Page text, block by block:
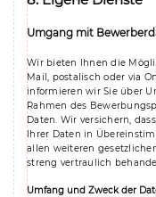
Umgang mit
Wir bieten Ihnen die
Mail, postalisch oder via
informieren wir Sie über
Rahmen des
Daten. Wir versichern,
Ihrer Daten in
allen weiteren
streng vertraulich
Umfang und Zweck der